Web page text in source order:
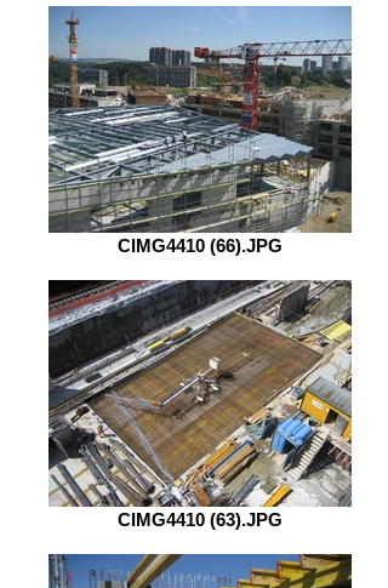
CIMG4410 (66).JPG
CIMG4410 (63).JPG